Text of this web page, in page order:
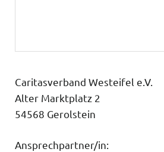
Caritasverband Westeifel e.V.
Alter Marktplatz 2
54568 Gerolstein
Ansprechpartner/in: